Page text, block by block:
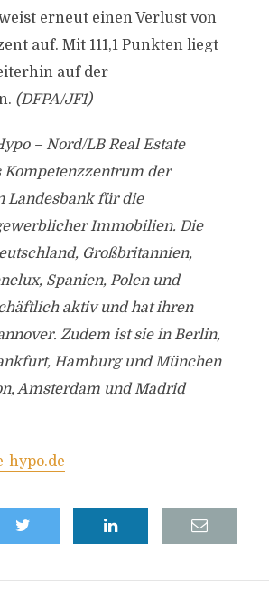
erneut einen Verlust von
auf. Mit 111,1 Punkten liegt
auf der
(DFPA/JF1)
– Nord/LB Real Estate
Kompetenzzentrum der
Landesbank für die
Immobilien. Die
Großbritannien,
Spanien, Polen und
aktiv und hat ihren
Zudem ist sie in Berlin,
Hamburg und München
Amsterdam und Madrid
hypo.de